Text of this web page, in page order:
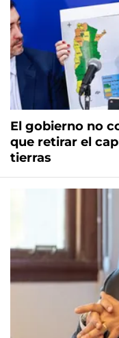
El gobierno no
que retirar el
tierras